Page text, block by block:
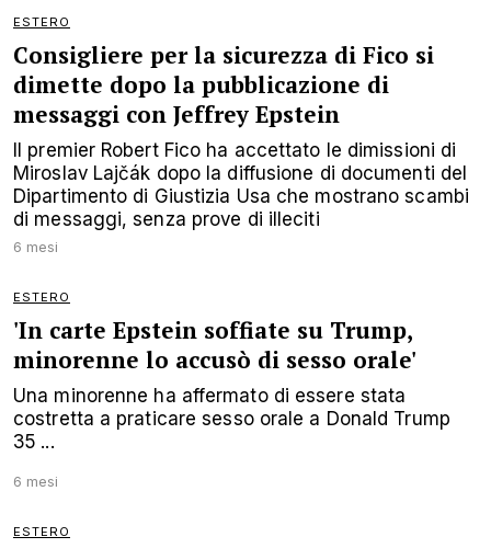
ESTERO
Consigliere per la sicurezza di Fico si
dimette dopo la pubblicazione di
messaggi con Jeffrey Epstein
Il premier Robert Fico ha accettato le dimissioni di
Miroslav Lajčák dopo la diffusione di documenti del
Dipartimento di Giustizia Usa che mostrano scambi
di messaggi, senza prove di illeciti
6 mesi
ESTERO
'In carte Epstein soffiate su Trump,
minorenne lo accusò di sesso orale'
Una minorenne ha affermato di essere stata
costretta a praticare sesso orale a Donald Trump
35 ...
6 mesi
ESTERO